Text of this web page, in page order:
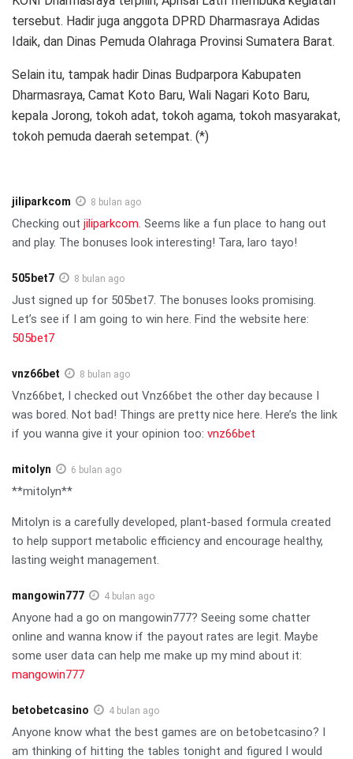
tersebut. Hadir juga anggota DPRD Dharmasraya Adidas
Idaik, dan Dinas Pemuda Olahraga Provinsi Sumatera Barat.
Selain itu, tampak hadir Dinas Budparpora Kabupaten
Dharmasraya, Camat Koto Baru, Wali Nagari Koto Baru,
kepala Jorong, tokoh adat, tokoh agama, tokoh masyarakat,
tokoh pemuda daerah setempat. (*)
jiliparkcom 8 bulan ago
Checking out jiliparkcom. Seems like a fun place to hang out
and play. The bonuses look interesting! Tara, laro tayo!
505bet7 8 bulan ago
Just signed up for 505bet7. The bonuses looks promising.
Let’s see if I am going to win here. Find the website here:
505bet7
vnz66bet 8 bulan ago
Vnz66bet, I checked out Vnz66bet the other day because I
was bored. Not bad! Things are pretty nice here. Here’s the link
if you wanna give it your opinion too: vnz66bet
mitolyn 6 bulan ago
**mitolyn**
Mitolyn is a carefully developed, plant-based formula created
to help support metabolic efficiency and encourage healthy,
lasting weight management.
mangowin777 4 bulan ago
Anyone had a go on mangowin777? Seeing some chatter
online and wanna know if the payout rates are legit. Maybe
some user data can help me make up my mind about it:
mangowin777
betobetcasino 4 bulan ago
Anyone know what the best games are on betobetcasino? I
am thinking of hitting the tables tonight and figured I would